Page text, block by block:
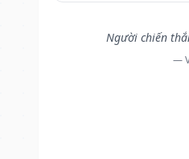
Người chiến
—